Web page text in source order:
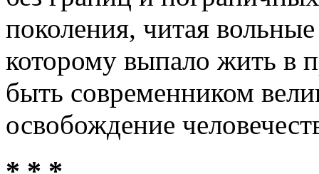
поколения, читая
которому выпало жить в
быть современником
освобождение